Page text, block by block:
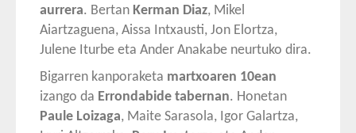
aurrera. Bertan Kerman Diaz, Mikel
Aiartzaguena, Aissa Intxausti, Jon Elortza,
Julene Iturbe eta Ander Anakabe neurtuko dira.
Bigarren kanporaketa martxoaren 10ean
izango da Errondabide tabernan. Honetan
Paule Loizaga, Maite Sarasola, Igor Galartza,